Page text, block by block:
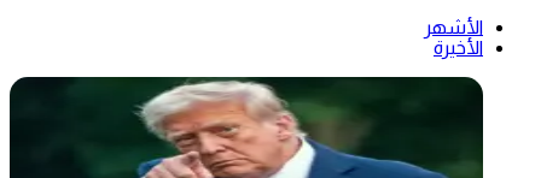
الأشهر
الأخيرة